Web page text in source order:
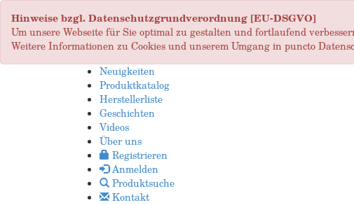
Hinweise bzgl. Datenschutzgrundverordnung [EU-DSGVO]
Um unsere Webseite für Sie optimal zu gestalten und fortlaufend
Weitere Informationen zu Cookies und unserem Umgang in puncto
Neuigkeiten
Produktkatalog
Herstellerliste
Geschichten
Videos
Über uns
Registrieren
Anmelden
Produktsuche
Kontakt